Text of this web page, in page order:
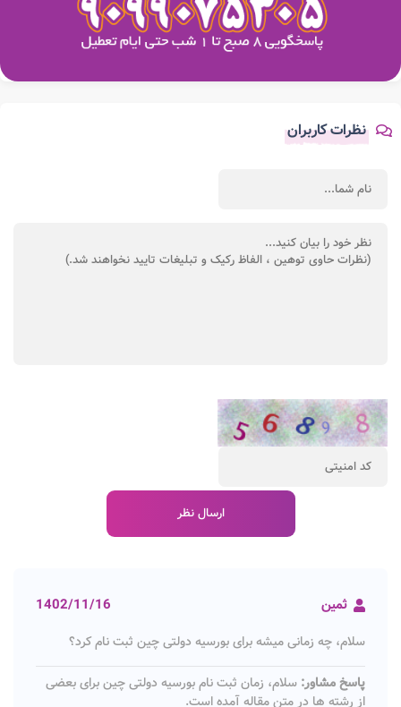
نظرات کاربران
ثمین 1402/11/16
سلام، چه زمانی میشه برای بورسیه دولتی چین ثبت نام کرد؟
پاسخ مشاور: سلام، زمان ثبت نام بورسیه دولتی چین برای بعضی
از رشته ها در متن مقاله آمده است.